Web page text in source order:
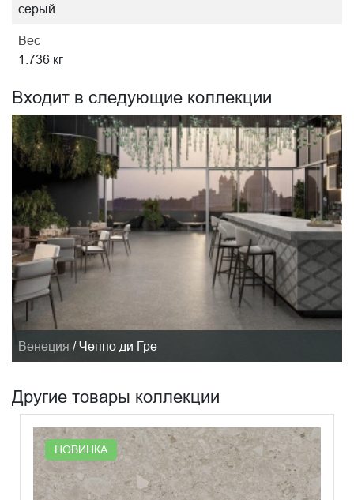
серый
Вес
1.736 кг
Входит в следующие коллекции
Венеция / Чеппо ди Гре
Другие товары коллекции
НОВИНКА